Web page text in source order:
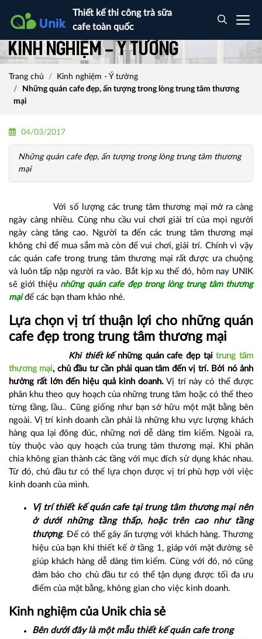
Thiết kế thi công trà sữa
cafe toàn quốc
Kinh nghiệm - Ý tưởng
Trang chủ
Kinh nghiệm - Ý tưởng
Những quán cafe đẹp, ấn tượng trong lòng trung tâm thương
mại
04/03/2017
Những quán cafe đẹp, ấn tượng trong lòng trung tâm thương
mại
Với số lượng các trung tâm thương mại mở ra càng
ngày càng nhiều. Cùng nhu cầu vui chơi giải trí của mọi người
ngày càng tăng cao. Người ta đến các trung tâm thương mại
không chỉ để mua sắm mà còn để vui chơi, giải trí. Chính vì vậy
các quán cafe trong trung tâm thương mại rất được ưa chuộng
và luôn tấp nập người ra vào. Bắt kịp xu thế đó, hôm nay UNIK
sẽ giới thiệu những quán cafe đẹp trong lòng trung tâm thương
mạiđể các bạn tham khảo nhé.
Lựa chọn vị trí thuận lợi cho những quán
cafe đẹp trong trung tâm thương mại
Khi thiết kếnhững quán cafe đẹp tạitrung tâm
thương mại, chủ đầu tư cần phải quan tâm đến vị trí. Bởi nó ảnh
hưởng rất lớn đến hiệu quả kinh doanh. Vị trí này có thể được
phân khu theo quy hoạch của những trung tâm hoặc có thể theo
từng tầng, lầu.. Cũng giống như bạn sở hữu một mặt bằng bên
ngoài. Vị trí kinh doanh cần phải là những khu vực lượng khách
hàng qua lại đông đúc, những nơi dễ dàng tìm kiếm. Ngoài ra,
tùy thuộc vào quy hoạch của trung tâm thương mại. Khi phân
chia không gian thành các tầng với mục đích sử dụng khác nhau.
Từ đó, chủ đầu tư có thể lựa chọn được vị trí phù hợp với việc
kinh doanh của mình.
Vị trí thiết kế quán cafe tại trung tâm thương mại nên
ở dưới những tầng thấp, hoặc trên cao như tầng
thượng. Để có thể gây ấn tượng với khách hàng. Thương
hiệu của bạn khi thiết kế ở tầng 1, giáp với mặt đường sẽ
giúp khách hàng dễ dàng tìm kiếm. Cùng với đó, nó cũng
đảm bảo cho chủ đầu tư có thể tận dụng được tối đa ưu
điểm của mặt bằng, không gian cho việc kinh doanh.
Kinh nghiệm của Unik chia sẻ
Bên dưới đây là một mẫu thiết kế quán cafe trong